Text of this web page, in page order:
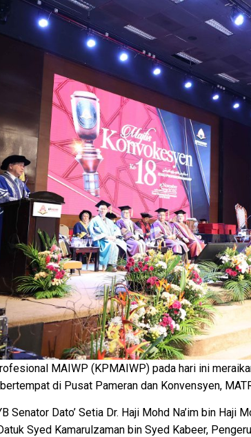
MAIWP (KPMAIWP) pada hari ini
di Pusat Pameran dan Konvensyen,
Senator Dato’ Setia Dr. Haji Mohd Na’im bin Haji
Syed Kamarulzaman bin Syed Kabeer,